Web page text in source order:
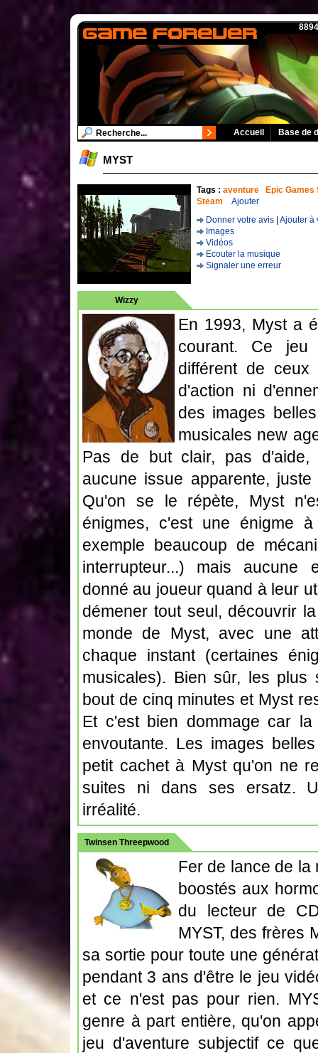
Accueil Base de
MYST
Tags : aventure
Epic Games
Steam
Ajouter
Donner votre avis Ajouter à
Images
Vidéos
Ecouter la musique
Signaler une erreur
Wizzy
En 1993, Myst a
courant. Ce
différent de
d'action ni
des images
musicales new
Pas de but clair, pas
aucune issue apparente,
Qu'on se le répète, Myst
énigmes, c'est une énigme
exemple beaucoup de
interrupteur...) mais aucune
donné au joueur quand à leur
démener tout seul, découvrir
monde de Myst, avec une
chaque instant (certaines
musicales). Bien sûr, les plus
bout de cinq minutes et Myst
Et c'est bien dommage car
envoutante. Les images
petit cachet à Myst qu'on ne
suites ni dans ses ersatz.
irréalité.
Twinsen Threepwood
Fer de lance de la
boostés aux
du lecteur de
MYST, des frères
sa sortie pour toute une
pendant 3 ans d'être le jeu
et ce n'est pas pour rien.
genre à part entière, qu'on
jeu d'aventure subjectif ce